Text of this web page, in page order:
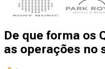
De que forma os
as operações no